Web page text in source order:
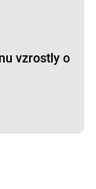
vzrostly o